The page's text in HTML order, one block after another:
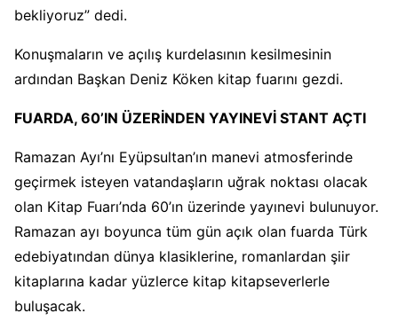
bekliyoruz” dedi.
Konuşmaların ve açılış kurdelasının kesilmesinin
ardından Başkan Deniz Köken kitap fuarını gezdi.
FUARDA, 60’IN ÜZERİNDEN YAYINEVİ STANT AÇTI
Ramazan Ayı’nı Eyüpsultan’ın manevi atmosferinde
geçirmek isteyen vatandaşların uğrak noktası olacak
olan Kitap Fuarı’nda 60’ın üzerinde yayınevi bulunuyor.
Ramazan ayı boyunca tüm gün açık olan fuarda Türk
edebiyatından dünya klasiklerine, romanlardan şiir
kitaplarına kadar yüzlerce kitap kitapseverlerle
buluşacak.